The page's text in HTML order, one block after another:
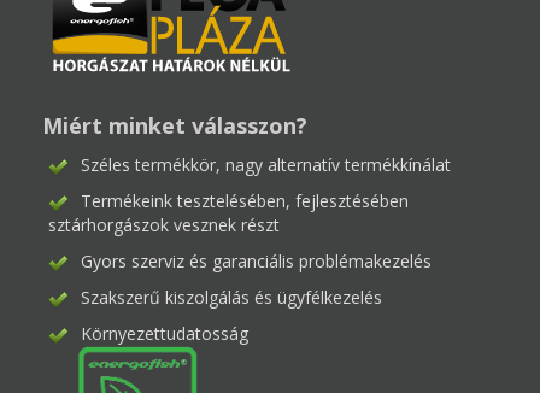
Miért minket válasszon?
Széles termékkör, nagy alternatív termékkínálat
Termékeink tesztelésében, fejlesztésében
sztárhorgászok vesznek részt
Gyors szerviz és garanciális problémakezelés
Szakszerű kiszolgálás és ügyfélkezelés
Környezettudatosság